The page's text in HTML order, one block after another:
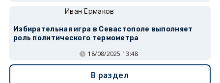
Иван Ермаков
Избирательная игра в Севастополе выполняет
роль политического термометра
18/08/2025 13:48
В раздел